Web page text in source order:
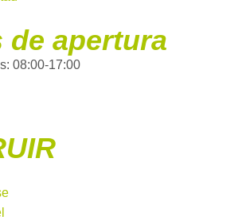
de apertura
08:00-17:00